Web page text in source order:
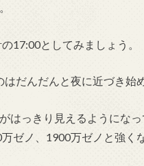
の17:00としてみましょう。
だんだんと夜に近づき始
はっきり見えるようにな
ゼノ、1900万ゼノと強く